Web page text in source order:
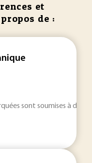
et
de :
sont soumises à